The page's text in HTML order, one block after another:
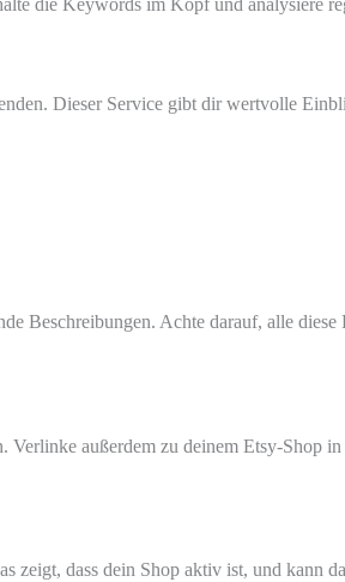
Dieser Service gibt dir wertvolle
Beschreibungen. Achte darauf, alle diese
außerdem zu deinem Etsy-Shop
zeigt, dass dein Shop aktiv ist, und kann